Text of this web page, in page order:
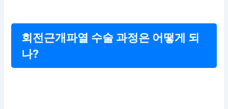
회전근개파열 수술 과정은 어떻게 되
나?